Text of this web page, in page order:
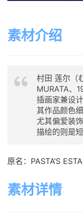
素材介绍
村田 莲尔（
MURATA、
插画家兼设
其作品颜色
尤其偏爱装
描绘的则是
原名：PASTA’S
素材详情